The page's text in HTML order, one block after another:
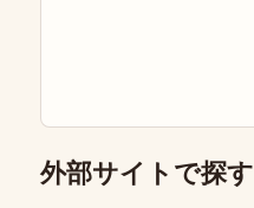
外部サイトで探す